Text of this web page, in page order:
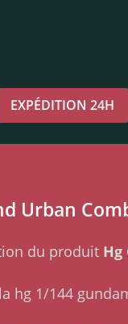
EXPÉDITION 24H
Urban
du produit Hg
hg 1/144